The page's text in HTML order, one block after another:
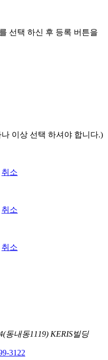
선택 하신 후 등록 버튼을
이상 선택 하셔야 합니다.)
취소
취소
취소
동내동1119) KERIS빌딩
3122